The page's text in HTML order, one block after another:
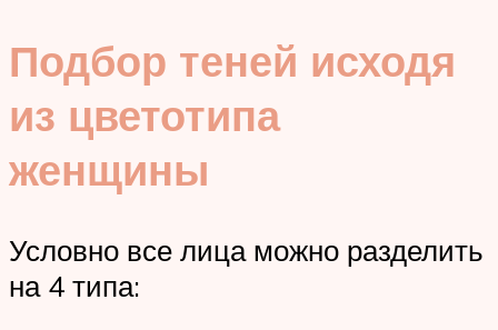
Подбор теней исходя
из цветотипа
женщины
Условно все лица можно разделить
на 4 типа: